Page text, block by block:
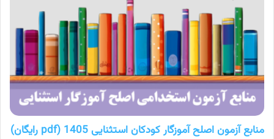
منابع آزمون اصلح آموزگار کودکان استثنایی 1405 (pdf رایگان)